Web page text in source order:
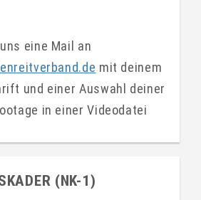
eine Mail an
mit deinem
und einer Auswahl deiner
in einer Videodatei
(NK-1)